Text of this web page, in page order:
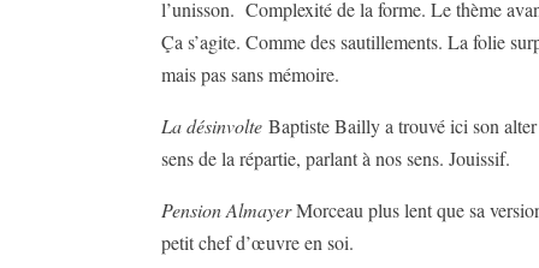
l’unisson. Complexité de la forme. Le thème
Ça s’agite. Comme des sautillements. La folie
mais pas sans mémoire.
La désinvolte Baptiste Bailly a trouvé ici son
sens de la répartie, parlant à nos sens. Jouissif.
Pension AlmayerMorceau plus lent que sa
petit chef d’œuvre en soi.